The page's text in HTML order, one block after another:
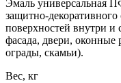
Эмаль универсальная
защитно-
поверхностей внутри
фасада, двери,
ограды, скамьи).
Вес, кг